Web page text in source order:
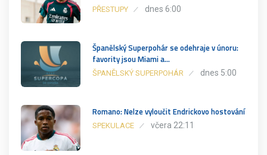
PŘESTUPY dnes 6:00
Španělský Superpohár se odehraje v únoru:
favority jsou Miami a…
ŠPANĚLSKÝ SUPERPOHÁR dnes 5:00
Romano: Nelze vyloučit Endrickovo hostování
SPEKULACE včera 22:11